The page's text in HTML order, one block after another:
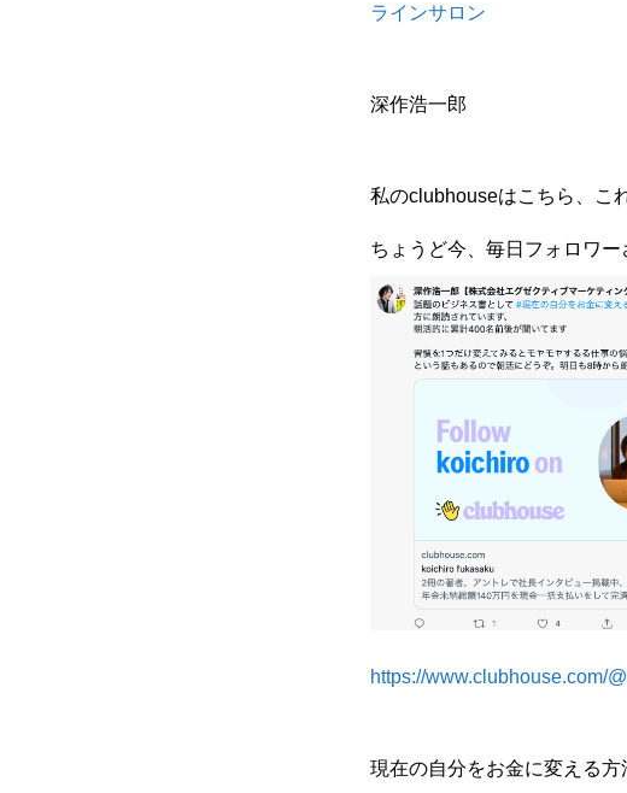
ラインサロン
深作浩一郎
私のclubhouseはこちら、こ
ちょうど今、毎日フォロワ
https://www.clubhouse.com/
現在の自分をお金に変える方